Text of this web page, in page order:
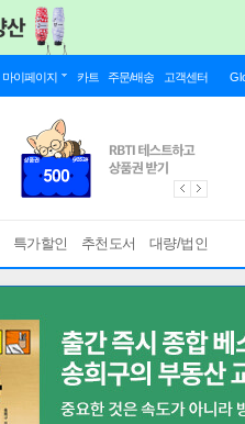
마이페이지 카트 주문/배송 고객센터
특가할인 추천도서 대량/법인